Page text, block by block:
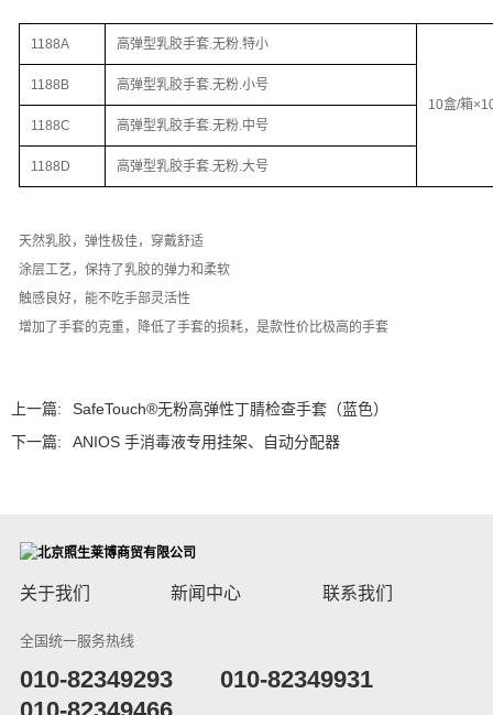
1188A 高弹型乳胶手套.无粉.特小
10盒/箱
1188B 高弹型乳胶手套.无粉.小号
1188C 高弹型乳胶手套.无粉.中号
1188D 高弹型乳胶手套.无粉.大号
天然乳胶，弹性极佳，穿戴舒适
涂层工艺，保持了乳胶的弹力和柔软
触感良好，能不吃手部灵活性
增加了手套的克重，降低了手套的损耗，是款性价比极高的手套
上一篇:
SafeTouch®无粉高弹性丁腈检查手套（蓝色）
下一篇:
ANIOS 手消毒液专用挂架、自动分配器
关于我们 新闻中心 联系我们
全国统一服务热线
​010-82349293
010-82349931